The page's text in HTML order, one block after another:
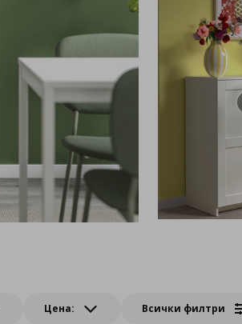
Цена: Всички филтри